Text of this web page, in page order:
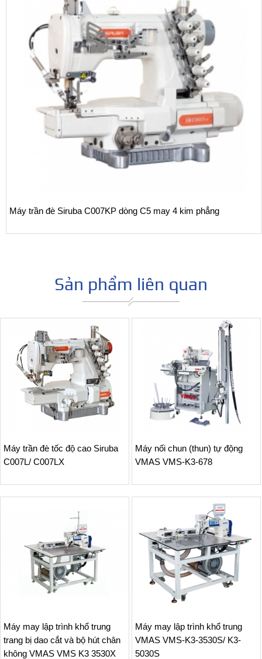
đè Siruba C007KP dòng C5 may 4 kim phẳng
Sản phẩm liên quan
Máy trần đè tốc độ cao Siruba
C007L/ C007LX
Máy nối chun (thun) tự động
VMAS VMS-K3-678
Máy may lập trình khổ trung
trang bị dao cắt và bộ hút chân
không VMAS VMS K3 3530X
Máy may lập trình khổ trung
VMAS VMS-K3-3530S/ K3-
5030S